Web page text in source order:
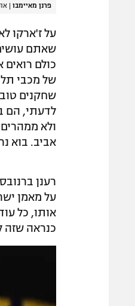
פרנן מאיימבו |
על ז'ארקו
שאתם
כולם
של מכבי
שחקנים
לדעתי, הם
ולא
אביב. בוא
רענן
על מאמן
כנראה שזה